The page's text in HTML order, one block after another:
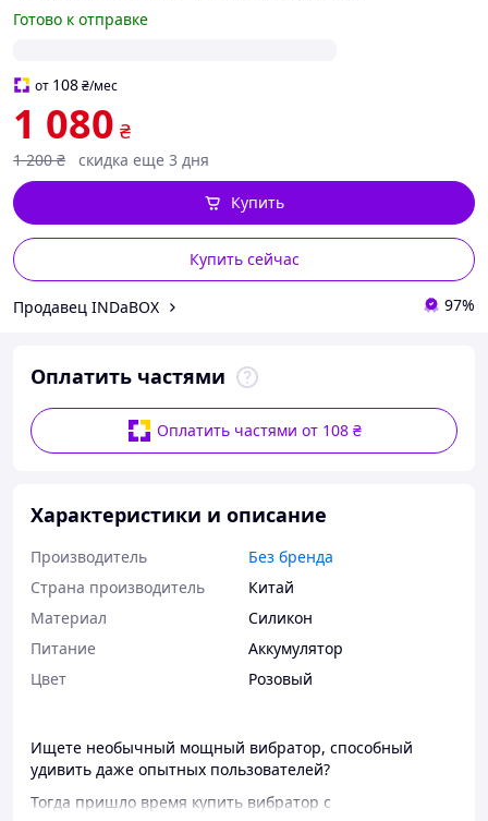
Готово к отправке
от 108₴/мес
1 080 ₴
1 200 ₴ скидка еще 3 дня
Купить сейчас
Купить
Продавец INDaBOX 97%
Оплатить частями
Оплатить частями от 108 ₴
Характеристики и описание
Производитель
Без бренда
Страна производитель
Китай
Материал
Силикон
Питание
Аккумулятор
Цвет
Розовый
Ищете необычный мощный вибратор, способный
удивить даже опытных пользователей?
Тогда пришло время купить вибратор с